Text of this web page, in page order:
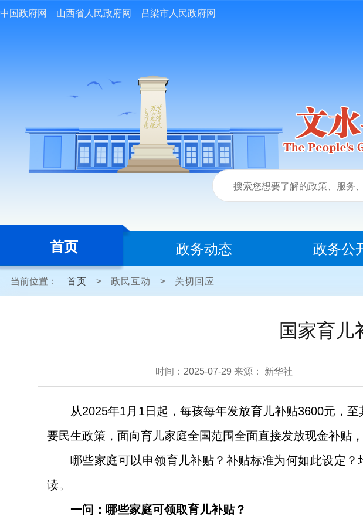
中国政府网 山西省人民政府网 吕梁市人民政府网
首页 政务动态 政务公
当前位置： 首页 > 政民互动 > 关切回应
国家育儿
时间： 2025-07-29 来源： 新华社
从2025年1月1日起，每孩每年发放育儿补贴3600元，
要民生政策，面向育儿家庭全国范围全面直接发放现金补贴
哪些家庭可以申领育儿补贴？补贴标准为何如此设定
读。
一问：哪些家庭可领取育儿补贴？